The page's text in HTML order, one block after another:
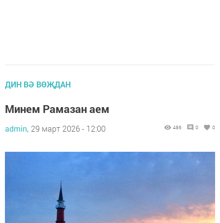
ДИН ВӘ ВӨҖДАН
Минем Рамазан аем
admin, 29 март 2026 - 12:00 486 0 0